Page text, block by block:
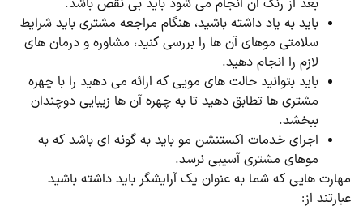
بعد از رنگ آن انجام می شود باید بی نقص باشد.
باید به یاد داشته باشید، هنگام مراجعه مشتری باید شرایط
سلامتی موهای آن ها را بررسی کنید، مشاوره و درمان های
لازم را انجام دهید.
باید بتوانید حالت های مویی که ارائه می دهید را با چهره
مشتری ها تطابق دهید تا به چهره آن ها زیبایی دوچندان
ببخشد.
اجرای خدمات اکستنشن مو باید به گونه ای باشد که به
موهای مشتری آسیبی نرسد.
مهارت هایی که شما به عنوان یک آرایشگر باید داشته باشید
عبارتند از: